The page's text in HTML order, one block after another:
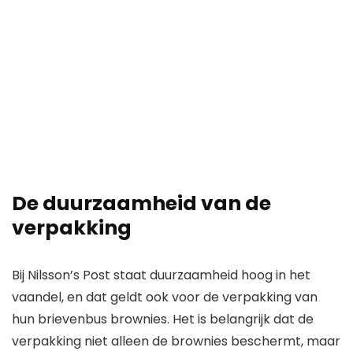
De duurzaamheid van de
verpakking
Bij Nilsson’s Post staat duurzaamheid hoog in het
vaandel, en dat geldt ook voor de verpakking van
hun brievenbus brownies. Het is belangrijk dat de
verpakking niet alleen de brownies beschermt, maar